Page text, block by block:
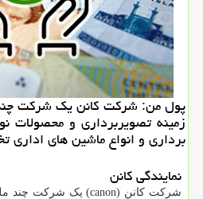
پول من: شركت كانن یك شركت
زمینه تصویربرداری و محصولات
برداری و انواع ماشین های
نمایندگی کانن
شرکت کانن (canon) یک شرکت چند